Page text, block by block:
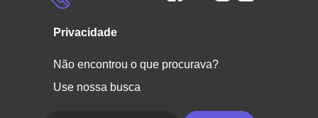
Privacidade
Não encontrou o que procurava?
Use nossa busca